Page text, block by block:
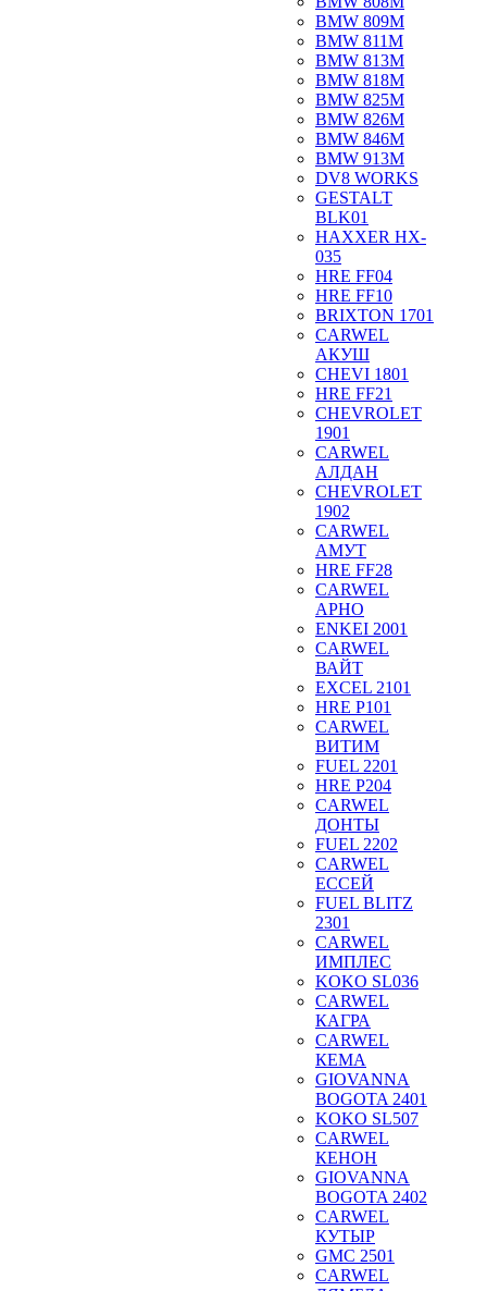
BMW 809M
BMW 811M
BMW 813M
BMW 818M
BMW 825M
BMW 826M
BMW 846M
BMW 913M
DV8 WORKS
GESTALT
BLK01
HAXXER HX-
035
HRE FF04
HRE FF10
BRIXTON 1701
CARWEL
АКУШ
CHEVI 1801
HRE FF21
CHEVROLET
1901
CARWEL
АЛДАН
CHEVROLET
1902
CARWEL
АМУТ
HRE FF28
CARWEL
АРНО
ENKEI 2001
CARWEL
ВАЙТ
EXCEL 2101
HRE P101
CARWEL
ВИТИМ
FUEL 2201
HRE P204
CARWEL
ДОНТЫ
FUEL 2202
CARWEL
ЕССЕЙ
FUEL BLITZ
2301
CARWEL
ИМПЛЕС
KOKO SL036
CARWEL
КАГРА
CARWEL
КЕМА
GIOVANNA
BOGOTA 2401
KOKO SL507
CARWEL
КЕНОН
GIOVANNA
BOGOTA 2402
CARWEL
КУТЫР
GMC 2501
CARWEL